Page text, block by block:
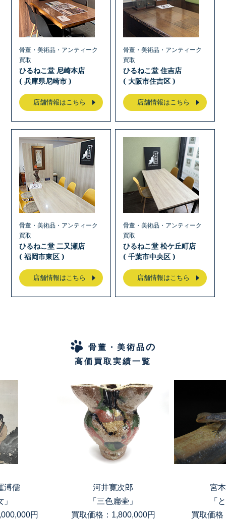
骨董・美術品・アンティーク
買取
ひるねこ堂 尼崎本店
( 兵庫県尼崎市 )
店舗情報はこちら
骨董・美術品・アンティーク
買取
ひるねこ堂 住吉店
( 大阪市住吉区 )
店舗情報はこちら
骨董・美術品・アンティーク
買取
ひるねこ堂 二又瀬店
( 福岡市東区 )
店舗情報はこちら
骨董・美術品・アンティーク
買取
ひるねこ堂 松ケ丘町店
( 千葉市中央区 )
店舗情報はこちら
骨董・美術品の
高価買取実績一覧
儒
円
河井寛次郎
「三色扁壷」
買取価格：1,800,000円
宮本
「と
買取価格